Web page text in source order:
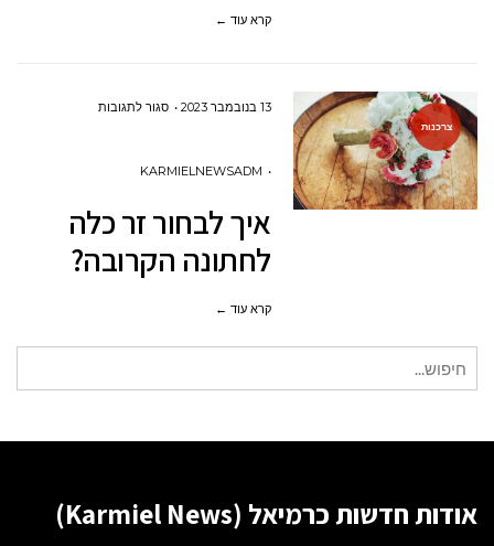
קרא עוד ←
צרכנות
13 בנובמבר 2023 סגור לתגובותעל
כלה
לחתונה
KARMIELNEWSADM
איך לבחור זר כלה
לחתונה הקרובה?
קרא עוד ←
עבור:
אודות חדשות כרמיאל (Karmiel News)